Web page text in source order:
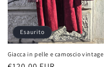
:
Esaurito
Giacca in pelle e camoscio vintage